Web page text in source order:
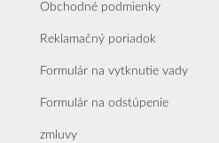
Obchodné podmienky
Reklamačný poriadok
Formulár na vytknutie vady
Formulár na odstúpenie
zmluvy